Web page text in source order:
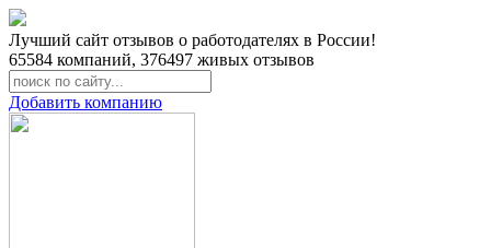
Лучший сайт отзывов о работодателях в России!
65584 компаний, 376497 живых отзывов
Добавить компанию